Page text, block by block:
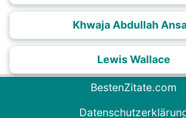
Khwaja Abdullah
Lewis Wallace
BestenZitate.com